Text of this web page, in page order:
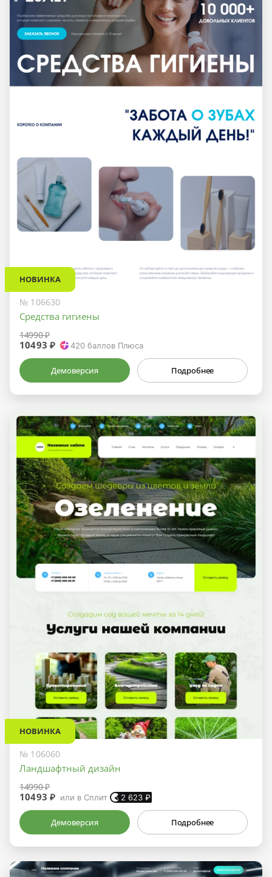
НОВИНКА
№ 106630
Средства гигиены
14990 ₽
10493 ₽ 420 баллов Плюса
Демоверсия Подробнее
НОВИНКА
№ 106060
Ландшафтный дизайн
14990 ₽
10493 ₽ или в Сплит 2 623 ₽
Демоверсия Подробнее